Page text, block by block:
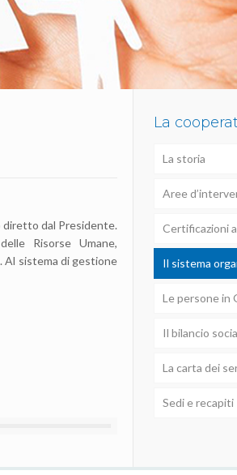
diretto dal Presidente.
Risorse Umane,
Al sistema di gestione
La
La storia
Aree
Certificazioni
Il sistema
Le persone in
Il bilancio
La carta dei
Sedi e recapiti